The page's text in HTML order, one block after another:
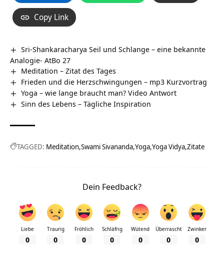
Copy Link
Sri-Shankaracharya Seil und Schlange – eine bekannte
Analogie- AtBo 27
Meditation – Zitat des Tages
Frieden und die Herzschwingungen – mp3 Kurzvortrag
Yoga – wie lange braucht man? Video Antwort
Sinn des Lebens – Tägliche Inspiration
TAGGED: Meditation Swami Sivananda Yoga Yoga Vidya Zitate
Dein Feedback?
Liebe
0
Traurig
0
Fröhlich
0
Schläfrig
0
Wütend
0
Überrascht
0
Zwinker
0